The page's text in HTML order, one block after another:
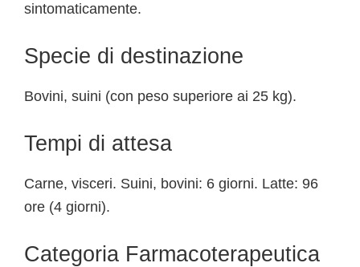
sintomaticamente.
Specie di destinazione
Bovini, suini (con peso superiore ai 25 kg).
Tempi di attesa
Carne, visceri. Suini, bovini: 6 giorni. Latte: 96
ore (4 giorni).
Categoria Farmacoterapeutica